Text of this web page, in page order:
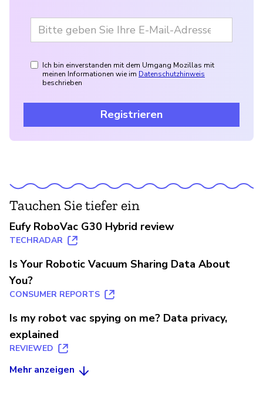
Ich bin einverstanden mit dem Umgang Mozillas mit
meinen Informationen wie im Datenschutzhinweis
beschrieben
Registrieren
Tauchen Sie tiefer ein
Eufy RoboVac G30 Hybrid review
TECHRADAR
Is Your Robotic Vacuum Sharing Data About
You?
CONSUMER REPORTS
Is my robot vac spying on me? Data privacy,
explained
REVIEWED
Mehr anzeigen